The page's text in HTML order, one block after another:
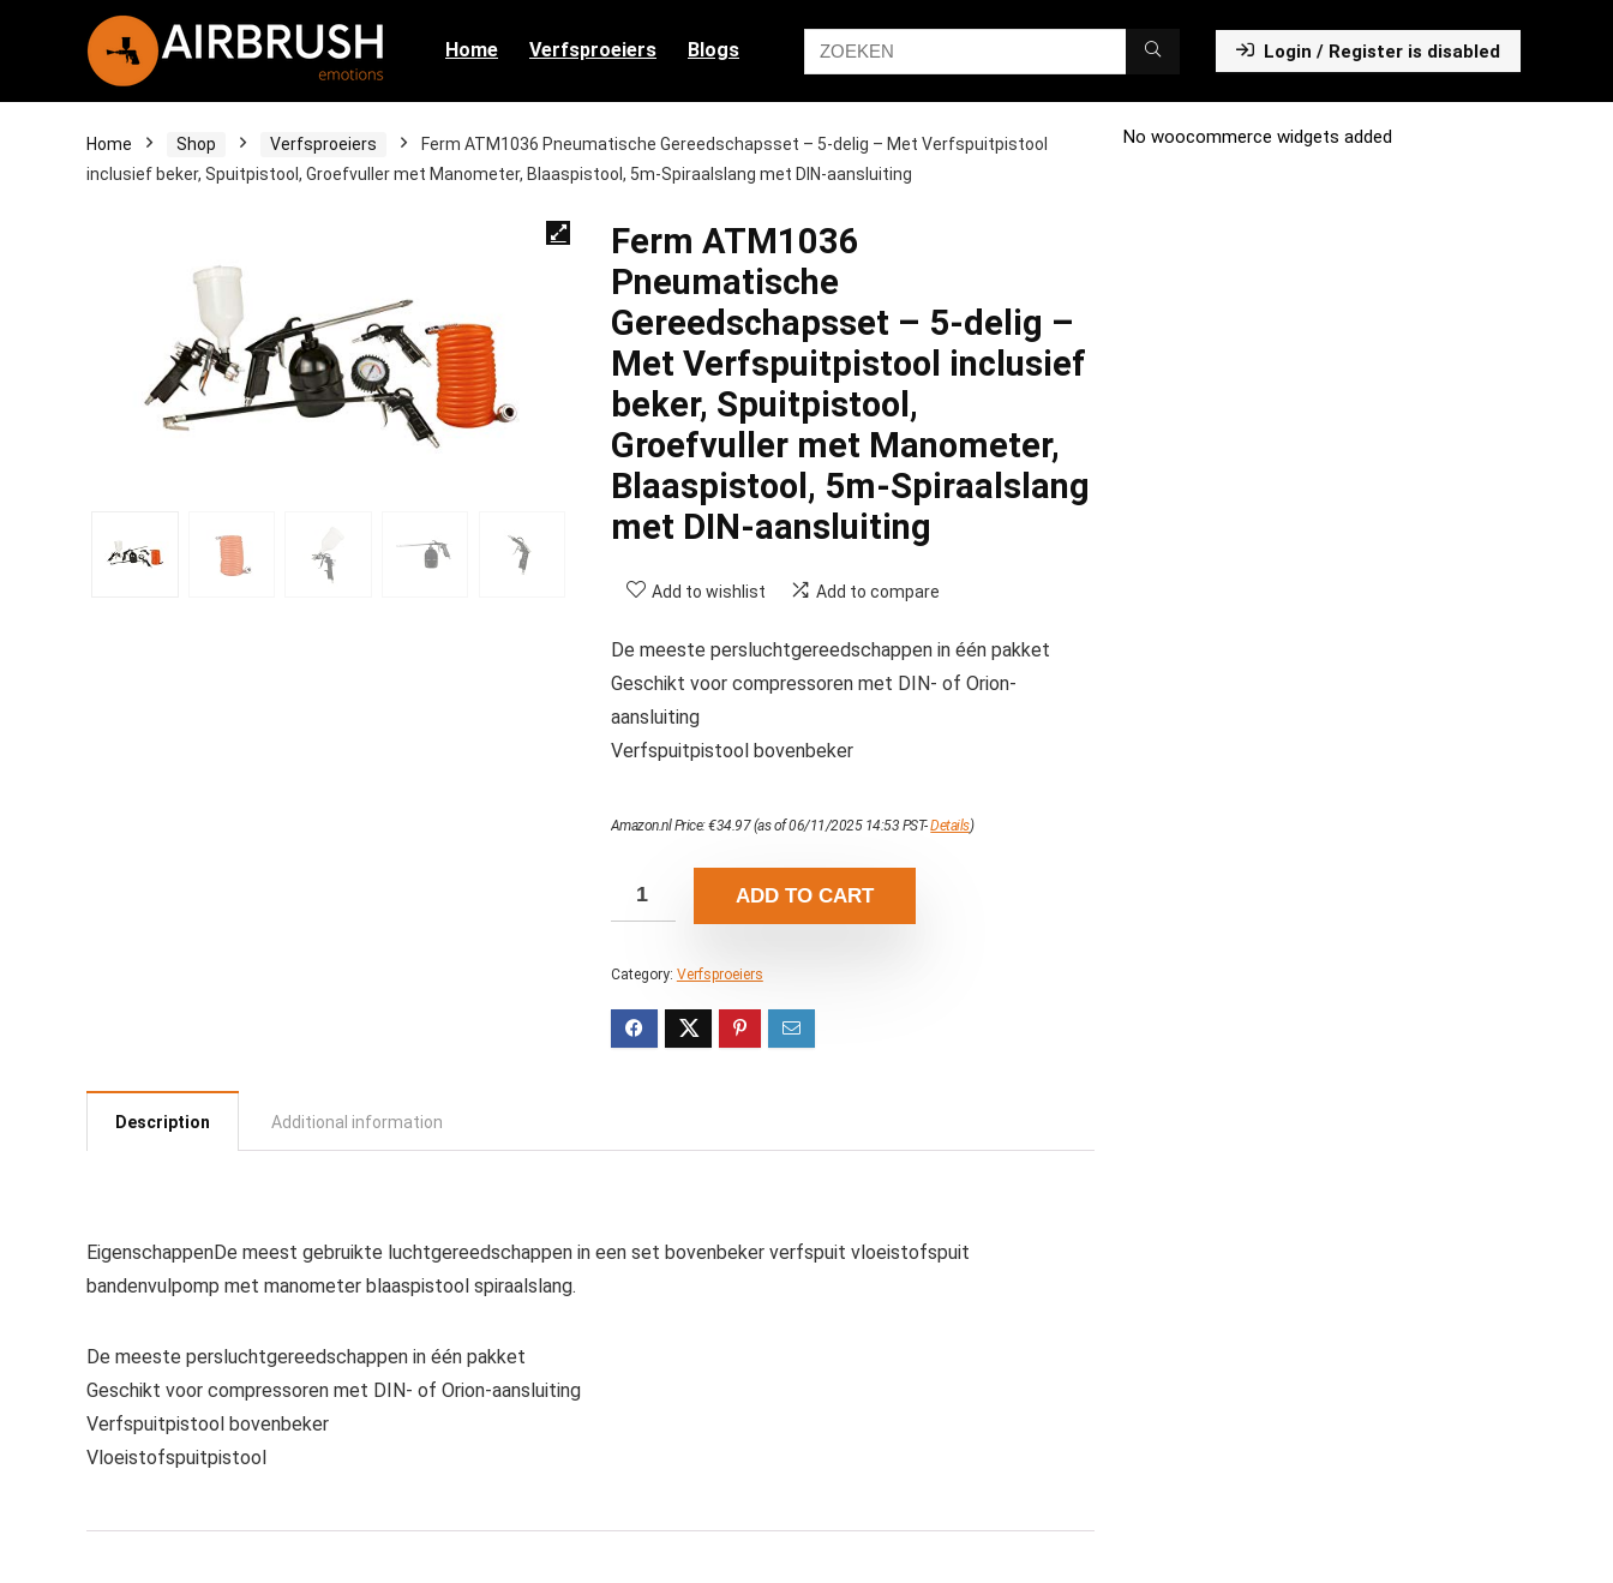
Home Verfsproeiers Blogs Login / Register is disabled
Home Shop Verfsproeiers
Ferm ATM1036 Pneumatische Gereedschapsset – 5-delig – Met Verfspuitpistool
inclusief beker, Spuitpistool, Groefvuller met Manometer, Blaaspistool, 5m-Spiraalslang met DIN-aansluiting
Ferm ATM1036
Pneumatische
Gereedschapsset – 5-delig –
Met Verfspuitpistool inclusief
beker, Spuitpistool,
Groefvuller met Manometer,
Blaaspistool, 5m-Spiraalslang
met DIN-aansluiting
Add to wishlist Add to compare
De meeste persluchtgereedschappen in één pakket
Geschikt voor compressoren met DIN- of Orion-
aansluiting
Verfspuitpistool bovenbeker
Amazon.nl Price:€34.97(as of 06/11/2025 14:53 PST-Details)
ADD TO CART
Category: Verfsproeiers
Description Additional information
EigenschappenDe meest gebruikte luchtgereedschappen in een set bovenbeker verfspuit vloeistofspuit
bandenvulpomp met manometer blaaspistool spiraalslang.
De meeste persluchtgereedschappen in één pakket
Geschikt voor compressoren met DIN- of Orion-aansluiting
Verfspuitpistool bovenbeker
Vloeistofspuitpistool
No woocommerce widgets added